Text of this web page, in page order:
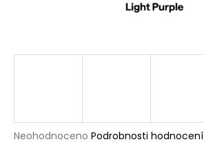
Průměrné
Neohodnoceno Podrobnosti hodnocení
í